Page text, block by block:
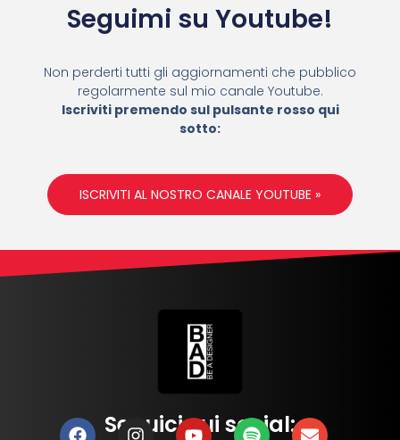
Seguimi su Youtube!
Non perderti tutti gli aggiornamenti che pubblico
regolarmente sul mio canale Youtube.
Iscriviti premendo sul pulsante rosso qui
sotto:
ISCRIVITI AL NOSTRO CANALE YOUTUBE »
Seguici sui social: